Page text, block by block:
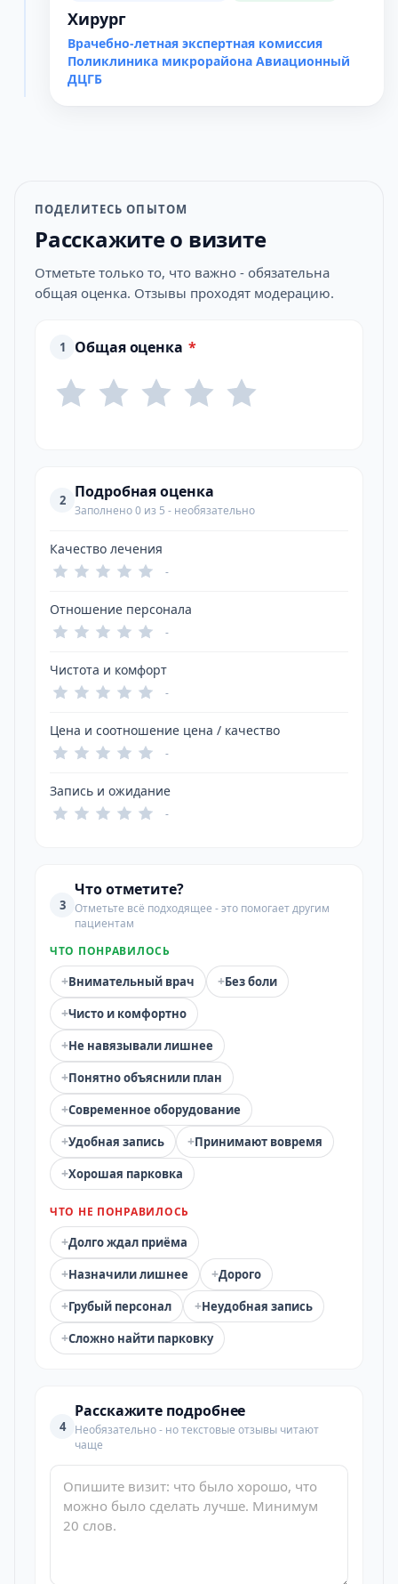
Хирург
Врачебно-летная экспертная комиссия
Поликлиника микрорайона Авиационный
ДЦГБ
ПОДЕЛИТЕСЬ ОПЫТОМ
Расскажите о визите
Отметьте только то, что важно - обязательна
общая оценка. Отзывы проходят модерацию.
1 Общая оценка *
2 Подробная оценка
Заполнено 0 из 5 - необязательно
Качество лечения
-
Отношение персонала
-
Чистота и комфорт
-
Цена и соотношение цена / качество
-
Запись и ожидание
-
3
Что отметите?
Отметьте всё подходящее - это помогает другим
пациентам
ЧТО ПОНРАВИЛОСЬ
+Внимательный врач +Без боли
+Чисто и комфортно
+Не навязывали лишнее
+Понятно объяснили план
+Современное оборудование
+Удобная запись +Принимают вовремя
+Хорошая парковка
ЧТО НЕ ПОНРАВИЛОСЬ
+Долго ждал приёма
+Назначили лишнее +Дорого
+Грубый персонал +Неудобная запись
+Сложно найти парковку
4
Расскажите подробнее
Необязательно - но текстовые отзывы читают
чаще